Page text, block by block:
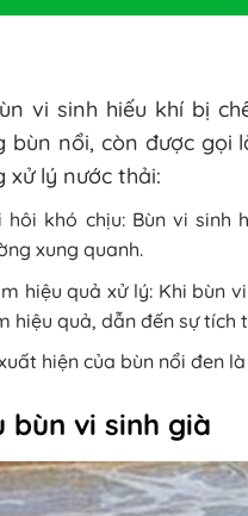
vi sinh hiếu khí bị
bùn nổi, còn được gọi
xử lý nước thải:
hôi khó chịu: Bùn vi
xung quanh.
hiệu quả xử lý: Khi bùn
hiệu quả, dẫn đến sự tích
hiện của bùn nổi đen
bùn vi sinh già